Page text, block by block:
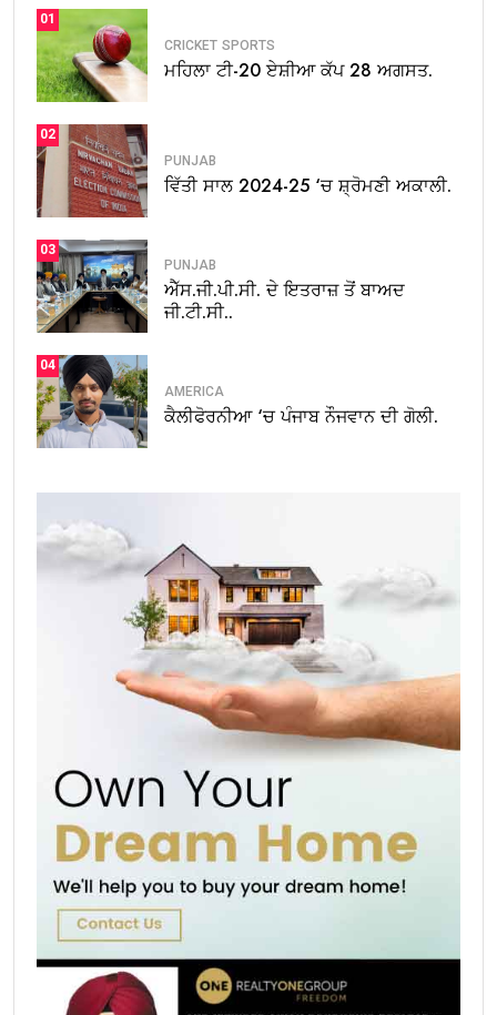
01
CRICKET SPORTS
ਮਹਿਲਾ ਟੀ-20 ਏਸ਼ੀਆ ਕੱਪ 28 ਅਗਸਤ.
02
PUNJAB
ਵਿੱਤੀ ਸਾਲ 2024-25 ‘ਚ ਸ਼੍ਰੋਮਣੀ ਅਕਾਲੀ.
03
PUNJAB
ਐੱਸ.ਜੀ.ਪੀ.ਸੀ. ਦੇ ਇਤਰਾਜ਼ ਤੋਂ ਬਾਅਦ
ਜੀ.ਟੀ.ਸੀ..
04
AMERICA
ਕੈਲੀਫੋਰਨੀਆ ‘ਚ ਪੰਜਾਬ ਨੌਜਵਾਨ ਦੀ ਗੋਲੀ.